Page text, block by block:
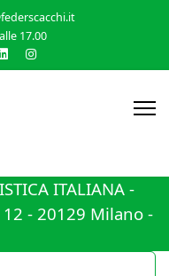
17.00
ITALIANA -
- 20129 Milano -